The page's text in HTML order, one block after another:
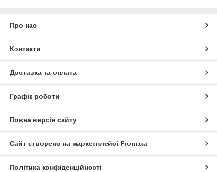
Про нас
Контакти
Доставка та оплата
Графік роботи
Повна версія сайту
Сайт створено на маркетплейсі Prom.ua
Політика конфіденційності